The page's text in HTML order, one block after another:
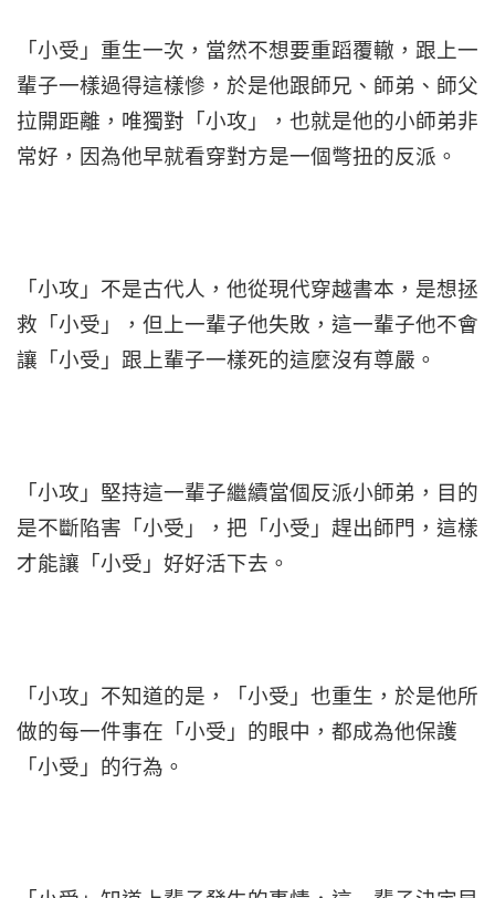
「小受」重生一次，當然不想要重蹈覆轍，跟上一
輩子一樣過得這樣慘，於是他跟師兄、師弟、師父
拉開距離，唯獨對「小攻」，也就是他的小師弟非
常好，因為他早就看穿對方是一個彆扭的反派。
「小攻」不是古代人，他從現代穿越書本，是想拯
救「小受」，但上一輩子他失敗，這一輩子他不會
讓「小受」跟上輩子一樣死的這麼沒有尊嚴。
「小攻」堅持這一輩子繼續當個反派小師弟，目的
是不斷陷害「小受」，把「小受」趕出師門，這樣
才能讓「小受」好好活下去。
「小攻」不知道的是，「小受」也重生，於是他所
做的每一件事在「小受」的眼中，都成為他保護
「小受」的行為。